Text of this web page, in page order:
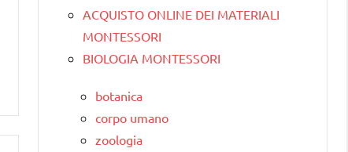
ACQUISTO ONLINE DEI MATERIALI
MONTESSORI
BIOLOGIA MONTESSORI
botanica
corpo umano
zoologia